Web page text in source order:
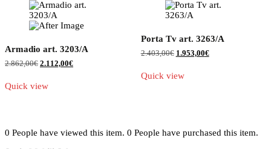
Armadio art. 3203/A
2.862,00€ Il
era:
2.112,00€Il
Quick view
Porta Tv art. 3263/A
2.403,00€ Il
era:
1.953,00€Il
Quick view
0 People have viewed this item. 0 People have purchased this item.